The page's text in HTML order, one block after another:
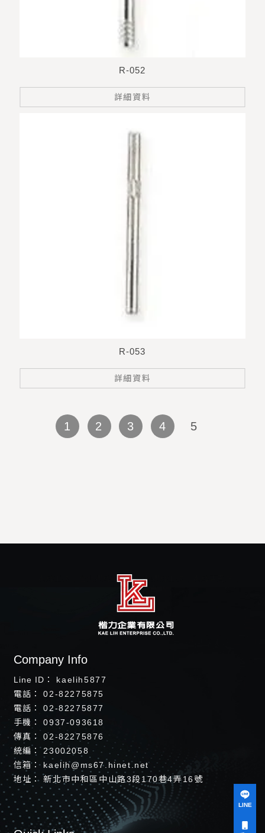
R-052
詳細資料
R-053
詳細資料
1 2 3 4 5
kaelih5877
02-82275875
02-82275877
0937-093618
02-82275876
23002058
kaelih@ms67.hinet.net
新北市中和區中山路3段170巷4弄16號
台北螺絲工廠 中和螺絲工廠
台北螺絲專賣店
LINE